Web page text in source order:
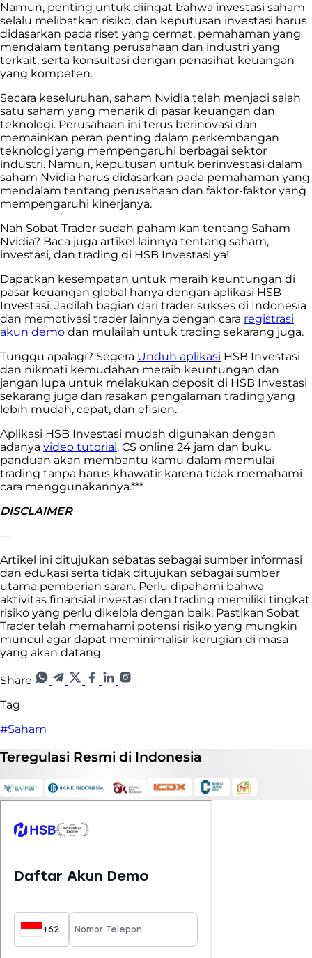
Namun, penting untuk diingat bahwa investasi saham
selalu melibatkan risiko, dan keputusan investasi harus
didasarkan pada riset yang cermat, pemahaman yang
mendalam tentang perusahaan dan industri yang
terkait, serta konsultasi dengan penasihat keuangan
yang kompeten.
Secara keseluruhan, saham Nvidia telah menjadi salah
satu saham yang menarik di pasar keuangan dan
teknologi. Perusahaan ini terus berinovasi dan
memainkan peran penting dalam perkembangan
teknologi yang mempengaruhi berbagai sektor
industri. Namun, keputusan untuk berinvestasi dalam
saham Nvidia harus didasarkan pada pemahaman yang
mendalam tentang perusahaan dan faktor-faktor yang
mempengaruhi kinerjanya.
Nah Sobat Trader sudah paham kan tentang Saham
Nvidia? Baca juga artikel lainnya tentang saham,
investasi, dan trading di HSB Investasi ya!
Dapatkan kesempatan untuk meraih keuntungan di
pasar keuangan global hanya dengan aplikasi HSB
Investasi. Jadilah bagian dari trader sukses di Indonesia
dan memotivasi trader lainnya dengan cara registrasi
akun demo dan mulailah untuk trading sekarang juga.
Tunggu apalagi? Segera Unduh aplikasi HSB Investasi
dan nikmati kemudahan meraih keuntungan dan
jangan lupa untuk melakukan deposit di HSB Investasi
sekarang juga dan rasakan pengalaman trading yang
lebih mudah, cepat, dan efisien.
Aplikasi HSB Investasi mudah digunakan dengan
adanya video tutorial , CS online 24 jam dan buku
panduan akan membantu kamu dalam memulai
trading tanpa harus khawatir karena tidak memahami
cara menggunakannya.***
DISCLAIMER
—
Artikel ini ditujukan sebatas sebagai sumber informasi
dan edukasi serta tidak ditujukan sebagai sumber
utama pemberian saran. Perlu dipahami bahwa
aktivitas finansial investasi dan trading memiliki tingkat
risiko yang perlu dikelola dengan baik. Pastikan Sobat
Trader telah memahami potensi risiko yang mungkin
muncul agar dapat meminimalisir kerugian di masa
yang akan datang
Share
Tag
#Saham
Teregulasi Resmi di Indonesia